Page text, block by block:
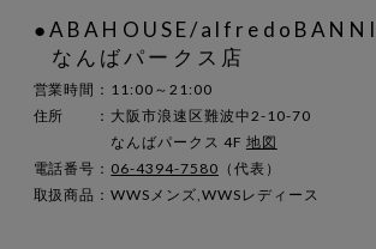
●ABAHOUSE/
なんばパークス店
営業時間：11:00～21:00
住所 ：大阪市浪速区難波中2-10-70
なんばパークス 4F 地図
電話番号： 06-4394-7580 （代表）
取扱商品：WWSメンズ,WWSレディース